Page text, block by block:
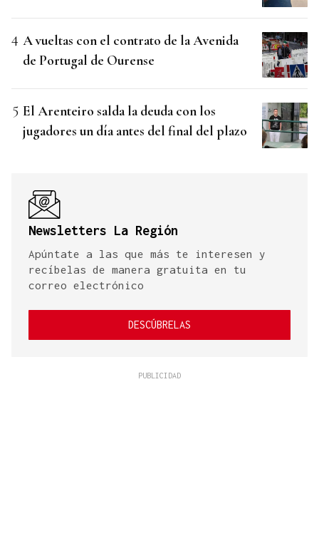
A vueltas con el contrato de la Avenida
de Portugal de Ourense
El Arenteiro salda la deuda con los
jugadores un día antes del final del plazo
Newsletters La Región
Apúntate a las que más te interesen y
recíbelas de manera gratuita en tu
correo electrónico
DESCÚBRELAS